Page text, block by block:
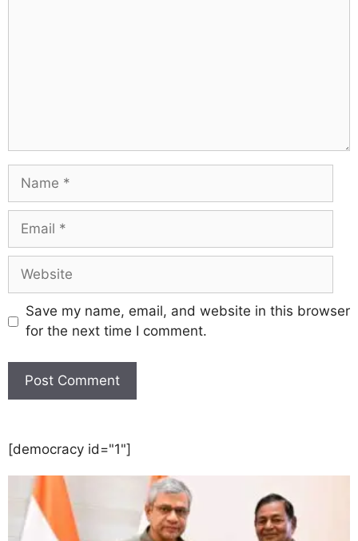
Save my name, email, and website in this browser
for the next time I comment.
[democracy id="1"]